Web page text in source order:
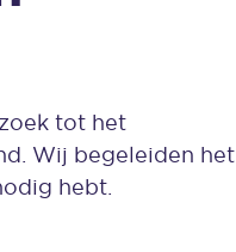
tot het
Wij begeleiden het
hebt.